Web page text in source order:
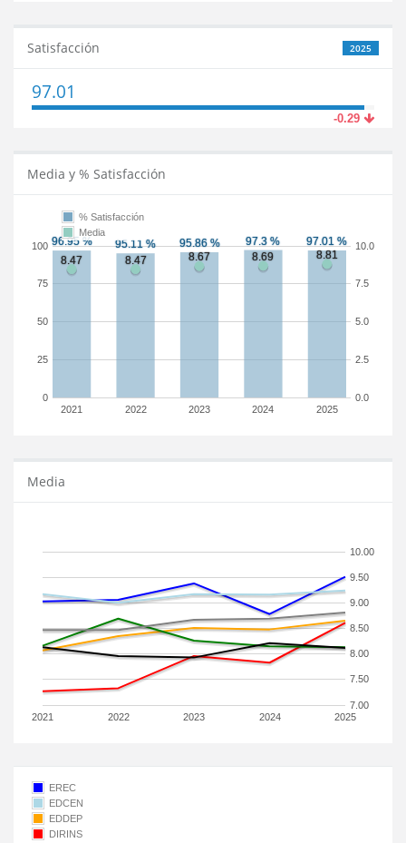
2025
Satisfacción
97.01
-0.29
Media y % Satisfacción
2021 2022 2023 2024 2025
0
25
50
75
100
0.0
2.5
5.0
7.5
10.0
% Satisfacción
Media
Media
2021 2022 2023 2024 2025
7.00
7.50
8.00
8.50
9.00
9.50
10.00
EREC
EDCEN
EDDEP
DIRINS